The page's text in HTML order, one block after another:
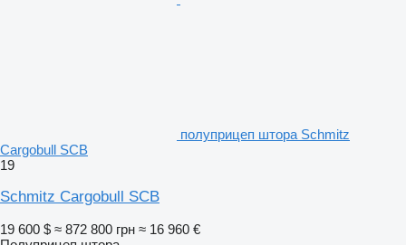
полуприцеп штора Schmitz
Cargobull SCB
19
Schmitz Cargobull SCB
19 600 $ ≈ 872 800 грн ≈ 16 960 €